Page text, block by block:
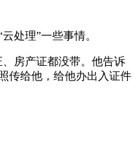
处理”一些事情。
房产证都没带。他告诉
传给他，给他办出入证件